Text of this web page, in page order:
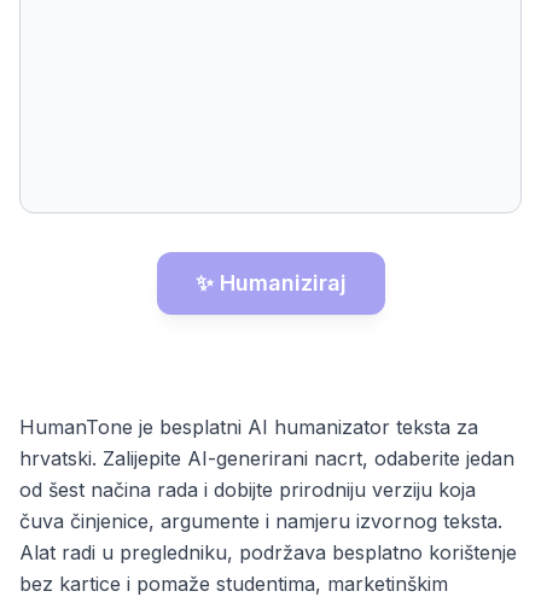
✨ Humaniziraj
HumanTone je besplatni AI humanizator teksta za
hrvatski. Zalijepite AI-generirani nacrt, odaberite jedan
od šest načina rada i dobijte prirodniju verziju koja
čuva činjenice, argumente i namjeru izvornog teksta.
Alat radi u pregledniku, podržava besplatno korištenje
bez kartice i pomaže studentima, marketinškim